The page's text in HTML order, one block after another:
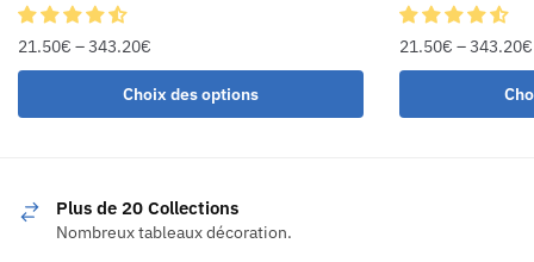
21.50€ –343.20€
Choix des options
21.50€ –343.20€
Plus de 20 Collections
Nombreux tableaux décoration.